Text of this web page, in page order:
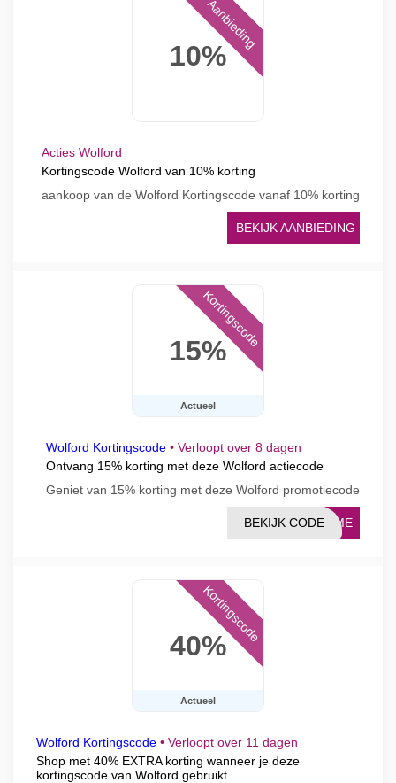
10%
Aanbieding
Acties Wolford
Kortingscode Wolford van 10% korting
aankoop van de Wolford Kortingscode vanaf 10% korting
BEKIJK AANBIEDING
15%
Actueel
Kortingscode
Wolford Kortingscode • Verloopt over 8 dagen
Ontvang 15% korting met deze Wolford actiecode
Geniet van 15% korting met deze Wolford promotiecode
HOME
BEKIJK CODE
40%
Actueel
Kortingscode
Wolford Kortingscode • Verloopt over 11 dagen
Shop met 40% EXTRA korting wanneer je deze
kortingscode van Wolford gebruikt